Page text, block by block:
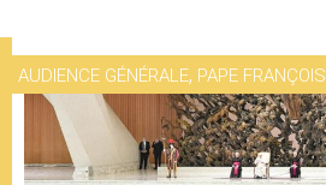
AUDIENCE GÉNÉRALE, PAPE FRANÇOIS